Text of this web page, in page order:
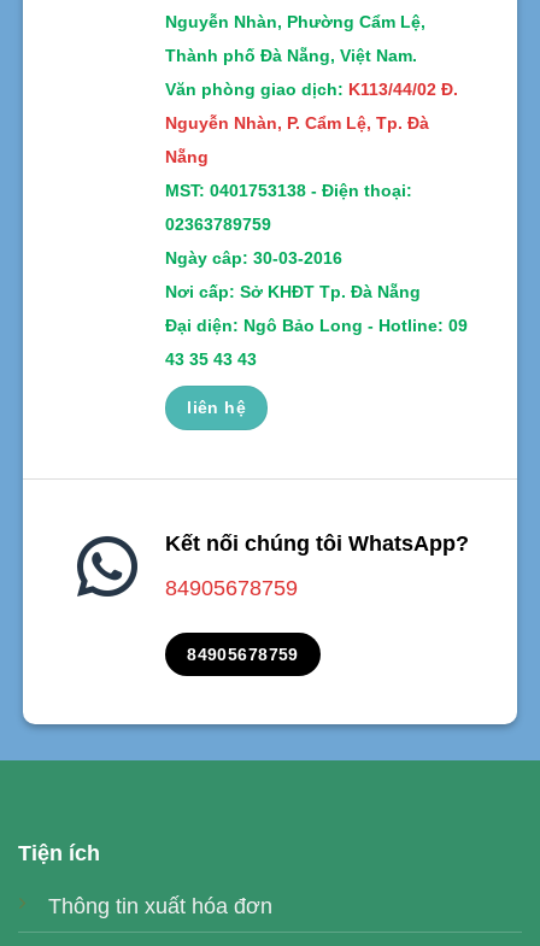
Nguyễn Nhàn, Phường Cẩm Lệ,
Thành phố Đà Nẵng, Việt Nam.
Văn phòng giao dịch: K113/44/02 Đ.
Nguyễn Nhàn, P. Cẩm Lệ, Tp. Đà
Nẵng
MST: 0401753138 - Điện thoại:
02363789759
Ngày câp: 30-03-2016
Nơi cấp: Sở KHĐT Tp. Đà Nẵng
Đại diện: Ngô Bảo Long - Hotline: 09
43 35 43 43
liên hệ
Kết nối chúng tôi WhatsApp?
84905678759
84905678759
Tiện ích
Thông tin xuất hóa đơn